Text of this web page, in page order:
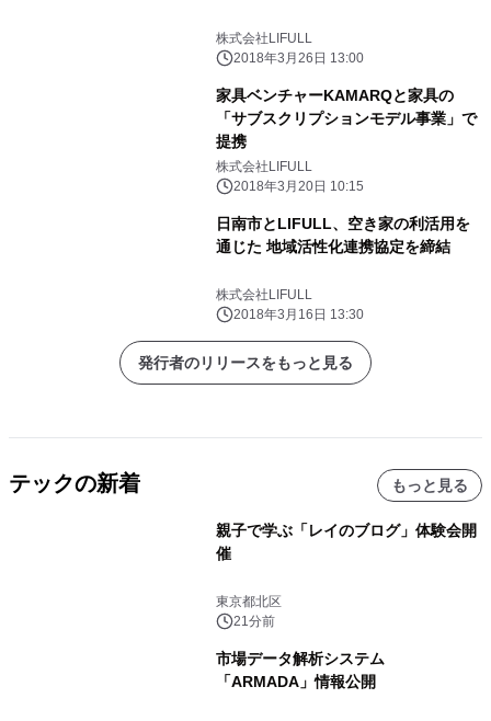
株式会社LIFULL
2018年3月26日 13:00
家具ベンチャーKAMARQと家具の
「サブスクリプションモデル事業」で
提携
株式会社LIFULL
2018年3月20日 10:15
日南市とLIFULL、空き家の利活用を
通じた 地域活性化連携協定を締結
株式会社LIFULL
2018年3月16日 13:30
発行者のリリースをもっと見る
テックの新着 もっと見る
親子で学ぶ「レイのブログ」体験会開
催
東京都北区
21分前
市場データ解析システム
「ARMADA」情報公開